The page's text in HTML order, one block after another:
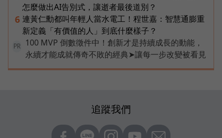
怎麼做出AI告別式，讓逝者最後道別？
6 連黃仁勳都叫年輕人當水電工！程世嘉：智慧通膨重
新定義「有價值的人」到底什麼樣子？
PR
100 MVP 倒數徵件中！創新才是持續成長的動能，
永續才能成就傳奇不敗的經典➤讓每一步改變被看見
追蹤我們